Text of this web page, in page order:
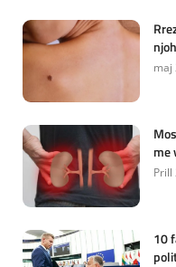
maj
me
Prill
10